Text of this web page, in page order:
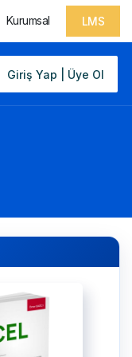
Kurumsal LMS
Giriş Yap | Üye Ol